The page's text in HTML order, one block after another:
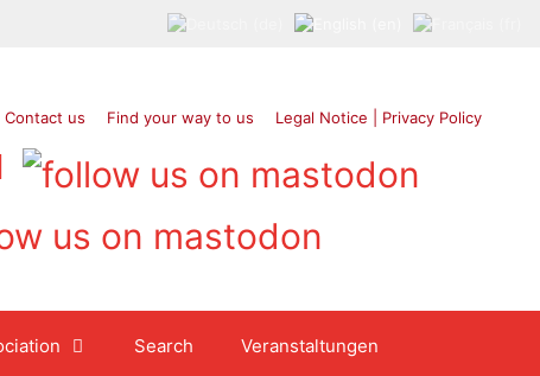
Contact us Find your way to us Legal Notice | Privacy Policy
Search Veranstaltungen